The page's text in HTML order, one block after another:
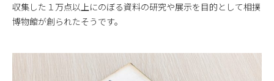
収集した１万点以上にのぼる資料の研究や展示を目的として相撲
博物館が創られたそうです。